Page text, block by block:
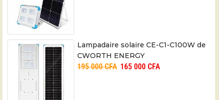
Lampadaire solaire CE-C1-C100W de
CWORTH ENERGY
195 000CFA 165 000 CFA